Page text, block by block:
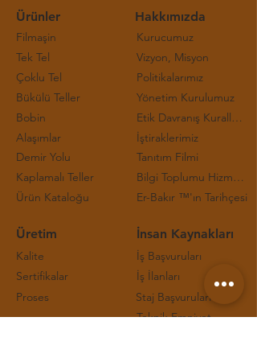
Ürünler
Filmaşin
Tek Tel
Çoklu Tel
Bükülü Teller
Bobin
Alaşımlar
Demir Yolu
Kaplamalı Teller
Ürün Kataloğu
Hakkımızda
Kurucumuz
Vizyon, Misyon
Politikalarımız
Yönetim Kurulumuz
Etik Davranış Kuralları ve Çalışma Prensipleri
İştiraklerimiz
Tanıtım Filmi
Bilgi Toplumu Hizmetleri
Er-Bakır ™'ın Tarihçesi
Üretim
Kalite
Sertifikalar
Proses
İnsan Kaynakları
İş Başvuruları
İş İlanları
Staj Başvuruları
Teknik Emniyet